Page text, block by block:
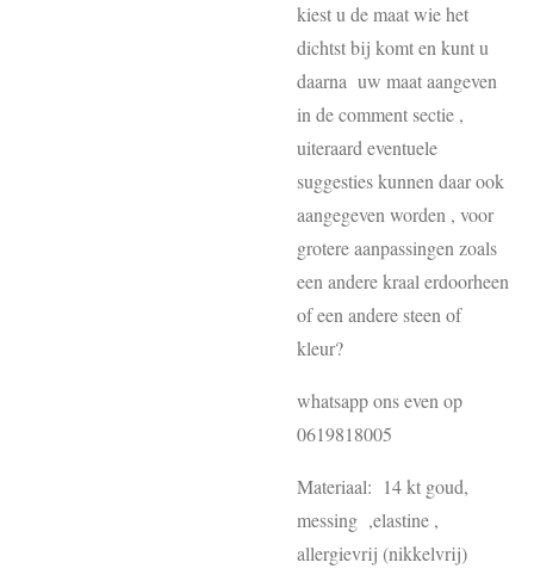
kiest u de maat wie het
dichtst bij komt en kunt u
daarna uw maat aangeven
in de comment sectie ,
uiteraard eventuele
suggesties kunnen daar ook
aangegeven worden , voor
grotere aanpassingen zoals
een andere kraal erdoorheen
of een andere steen of
kleur?
whatsapp ons even op
0619818005
Materiaal: 14 kt goud,
messing ,elastine ,
allergievrij (nikkelvrij)